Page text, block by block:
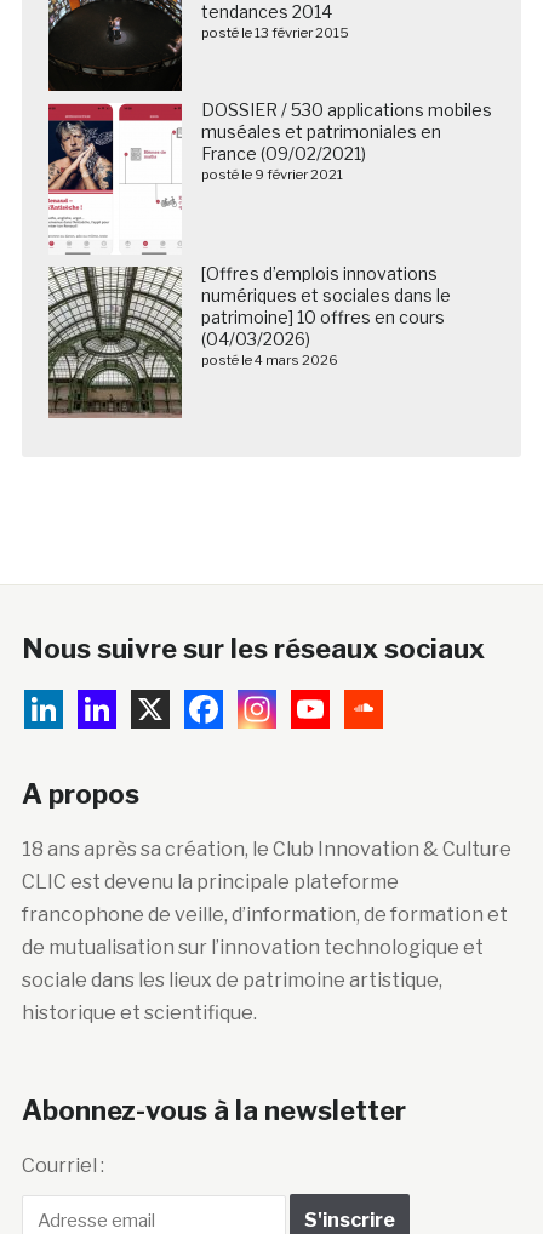
tendances 2014
posté le 13 février 2015
DOSSIER / 530 applications mobiles
muséales et patrimoniales en
France (09/02/2021)
posté le 9 février 2021
[Offres d’emplois innovations
numériques et sociales dans le
patrimoine] 10 offres en cours
(04/03/2026)
posté le 4 mars 2026
Nous suivre sur les réseaux sociaux
A propos
18 ans après sa création, le Club Innovation & Culture
CLIC est devenu la principale plateforme
francophone de veille, d’information, de formation et
de mutualisation sur l’innovation technologique et
sociale dans les lieux de patrimoine artistique,
historique et scientifique.
Abonnez-vous à la newsletter
Courriel :